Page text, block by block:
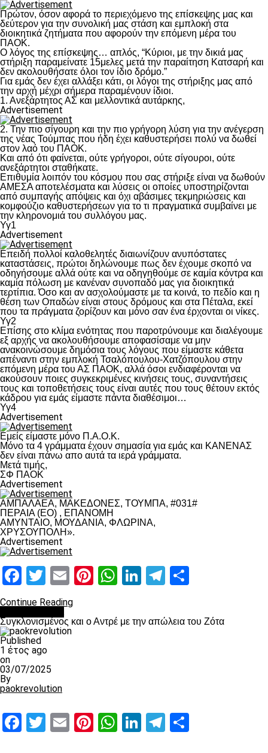
Πρώτον, όσον αφορά το περιεχόμενο της επίσκεψης μας και
δεύτερον για την συνολική μας στάση και εμπλοκή στα
διοικητικά ζητήματα που αφορούν την επόμενη μέρα του
ΠΑΟΚ.
Ο λόγος της επίσκεψης… απλός, “Κύριοι, με την δικιά μας
στήριξη παραμείνατε 15μελες μετά την παραίτηση Κατσαρή και
δεν ακολουθήσατε όλοι τον ίδιο δρόμο.”
Για εμάς δεν έχει αλλάξει κάτι, οι λόγοι της στήριξης μας από
την αρχή μέχρι σήμερα παραμένουν ίδιοι.
1. Ανεξάρτητος ΑΣ και μελλοντικά αυτάρκης,
Advertisement
2. Την πιο σίγουρη και την πιο γρήγορη λύση για την ανέγερση
της νέας Τούμπας που ήδη έχει καθυστερήσει πολύ να δωθεί
στον λαό του ΠΑΟΚ.
Και από ότι φαίνεται, ούτε γρήγοροι, ούτε σίγουροι, ούτε
ανεξάρτητοι σταθήκατε.
Επιθυμία λοιπόν του κόσμου που σας στήριξε είναι να δωθούν
ΑΜΕΣΑ αποτελέσματα και λύσεις οι οποίες υποστηρίζονται
από συμπαγής απόψεις και όχι αβάσιμες τεκμηριώσεις και
κομφούζιο καθυστερήσεων για το τι πραγματικά συμβαίνει με
την κληρονομιά του συλλόγου μας.
Υγ1
Advertisement
Επειδή πολλοί καλοθελητές διαιωνίζουν ανυπόστατες
καταστάσεις, πρώτοι δηλώνουμε πως δεν έχουμε σκοπό να
οδηγήσουμε αλλά ούτε και να οδηγηθούμε σε καμία κόντρα και
καμία πόλωση με κανέναν συνοπαδό μας για διοικητικά
τερτίπια. Όσο και αν ασχολούμαστε με τα κοινά, το πεδίο και η
θέση των Οπαδών είναι στους δρόμους και στα Πέταλα, εκεί
που τα πράγματα ζορίζουν και μόνο σαν ένα έρχονται οι νίκες.
Υγ2
Επίσης στο κλίμα ενότητας που παροτρύνουμε και διαλέγουμε
εξ αρχής να ακολουθήσουμε αποφασίσαμε να μην
ανακοινώσουμε δημόσια τους λόγους που είμαστε κάθετα
απέναντι στην εμπλοκή Τσαλόπουλου-Χατζόπουλου στην
επόμενη μέρα του ΑΣ ΠΑΟΚ, αλλά όσοι ενδιαφέρονται να
ακούσουν ποιες συγκεκριμένες κινήσεις τους, συναντήσεις
τους και τοποθετήσεις τους είναι αυτές που τους θέτουν εκτός
κάδρου για εμάς είμαστε πάντα διαθέσιμοι…
Υγ4
Advertisement
Εμείς είμαστε μόνο Π.Α.Ο.Κ.
Μόνο τα 4 γράμματα έχουν σημασία για εμάς και ΚΑΝΕΝΑΣ
δεν είναι πάνω απο αυτά τα ιερά γράμματα.
Μετά τιμής,
ΣΦ ΠΑΟΚ
Advertisement
ΑΜΠΑΛΑΕΑ, ΜΑΚΕΔΟΝΕΣ, ΤΟΥΜΠΑ, #031#
ΠΕΡΑΙΑ (ΕΟ) , ΕΠΑΝΟΜΗ
ΑΜΥΝΤΑΙΟ, ΜΟΥΔΑΝΙΑ, ΦΛΩΡΙΝΑ,
ΧΡΥΣΟΥΠΟΛΗ».
Advertisement
Facebook
Twitter
EmailPinterest
WhatsApp
LinkedIn
Telegram
Continue Reading
Συγκλονισμένος και ο Αντρέ με την απώλεια του Ζότα
Published
1 έτος ago
on
03/07/2025
By
paokrevolution
Facebook
Twitter
EmailPinterest
WhatsApp
LinkedIn
Telegram